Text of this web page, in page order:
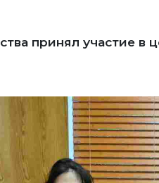
принял участие